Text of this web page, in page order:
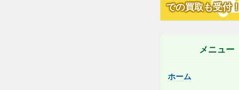
での買取も受付！
メニュー
ホーム